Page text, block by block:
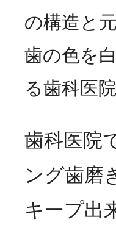
の構造と
歯の色を
る歯科医
歯科医院
ング歯磨
キープ出